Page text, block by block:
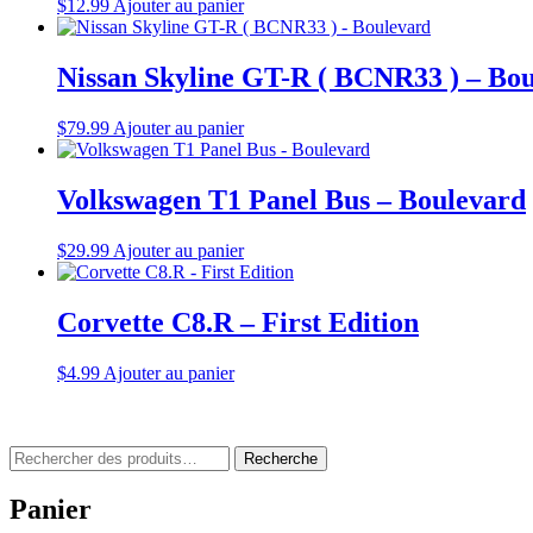
$12.99 Ajouter au panier
Nissan Skyline GT-R ( BCNR33 ) –
$79.99 Ajouter au panier
Volkswagen T1 Panel Bus – Boulevard
$29.99 Ajouter au panier
Corvette C8.R – First Edition
$4.99 Ajouter au panier
Rechercher
:
Recherche
Panier